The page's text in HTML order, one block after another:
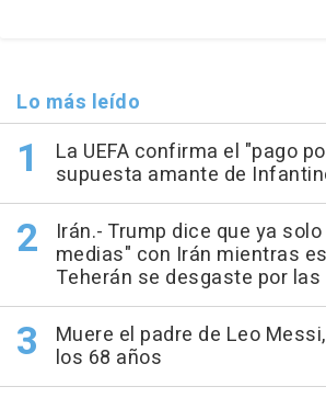
Lo más leído
La UEFA confirma el "pago
supuesta amante de
Irán.- Trump dice que ya
medias" con Irán mientras
Teherán se desgaste por
Muere el padre de Leo
los 68 años